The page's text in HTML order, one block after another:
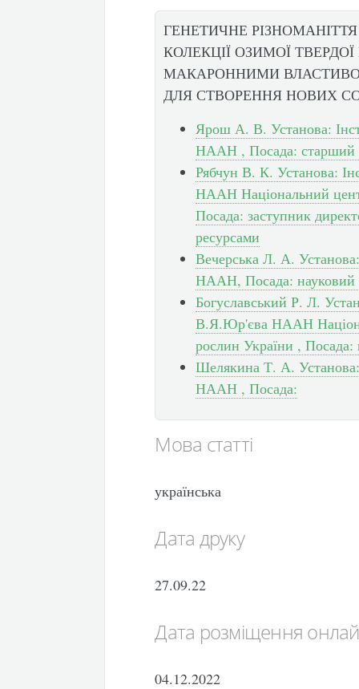
ГЕНЕТИЧНЕ
КОЛЕКЦІЇ ОЗИМОЇ
МАКАРОННИМИ
ДЛЯ СТВОРЕННЯ НОВИХ
Ярош А. В. Установа:
НААН , Посада: старший
Рябчун В. К. Установа:
НААН Національний
Посада: заступник
ресурсами
Вечерська Л. А.
НААН, Посада: науковий
Богуславський Р. Л.
В.Я.Юр'єва НААН
рослин України , Посада:
Шелякина Т. А.
НААН , Посада:
Мова статті
українська
Дата друку
27.09.22
Дата розміщення
04.12.2022